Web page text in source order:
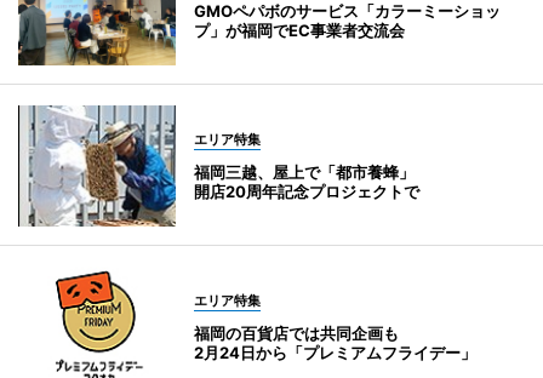
GMOペパボのサービス「カラーミーショッ
プ」が福岡でEC事業者交流会
エリア特集
福岡三越、屋上で「都市養蜂」
開店20周年記念プロジェクトで
エリア特集
福岡の百貨店では共同企画も
2月24日から「プレミアムフライデー」